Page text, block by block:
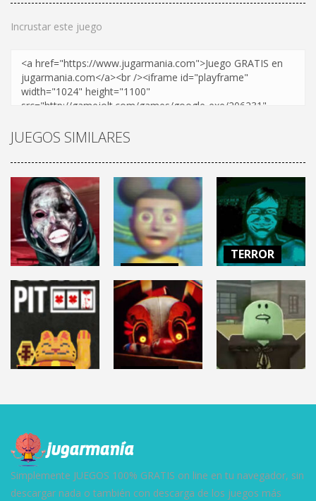
Incrustar este juego
JUEGOS SIMILARES
TERROR
HELLMART
2.86K
TERROR
AMANDA THE
ADVENTURER 3
3.12K
TERROR
HUMAN
(Demo)
9.59K
TERROR
8.62K
TERROR
Simplemente JUEGOS 100% GRATIS on line en tu navegador, sin
descargar nada o también con descarga de los juegos más